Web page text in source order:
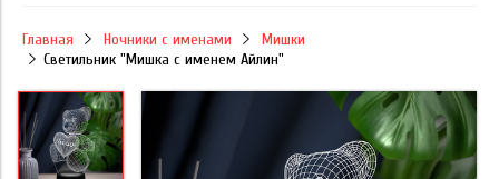
Главная Ночники с именами
Мишки
Светильник "Мишка с именем Айлин"